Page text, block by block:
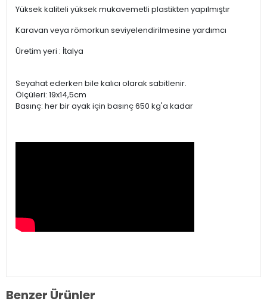
Yüksek kaliteli yüksek mukavemetli plastikten yapılmıştır
Karavan veya römorkun seviyelendirilmesine yardımcı
Üretim yeri : İtalya
Seyahat ederken bile kalıcı olarak sabitlenir.
Ölçüleri: 19x14,5cm
Basınç: her bir ayak için basınç 650 kg'a kadar
Benzer Ürünler